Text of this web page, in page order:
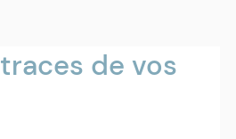
de vos